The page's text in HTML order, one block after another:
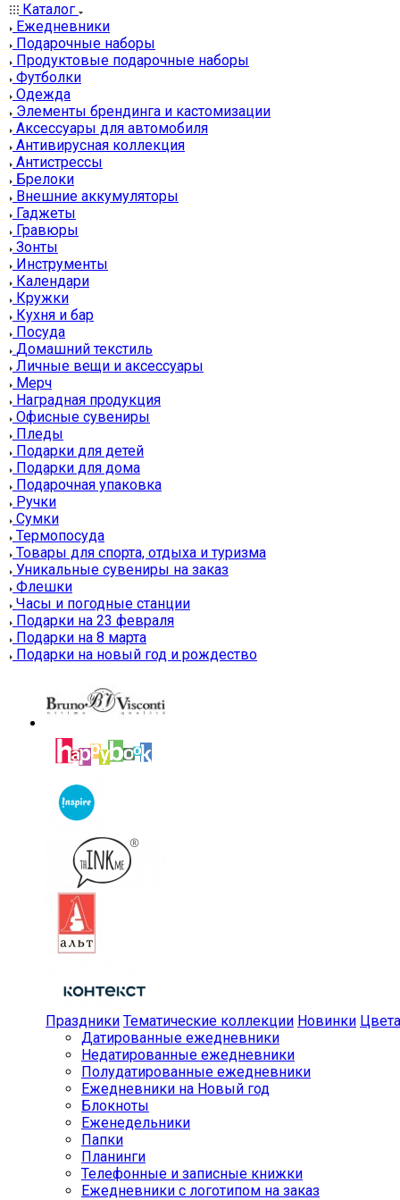
Каталог
Ежедневники
Подарочные наборы
Продуктовые подарочные наборы
Футболки
Одежда
Элементы брендинга и кастомизации
Аксессуары для автомобиля
Антивирусная коллекция
Антистрессы
Брелоки
Внешние аккумуляторы
Гаджеты
Гравюры
Зонты
Инструменты
Календари
Кружки
Кухня и бар
Посуда
Домашний текстиль
Личные вещи и аксессуары
Мерч
Наградная продукция
Офисные сувениры
Пледы
Подарки для детей
Подарки для дома
Подарочная упаковка
Ручки
Сумки
Термопосуда
Товары для спорта, отдыха и туризма
Уникальные сувениры на заказ
Флешки
Часы и погодные станции
Подарки на 23 февраля
Подарки на 8 марта
Подарки на новый год и рождество
Праздники Тематические коллекции Новинки Цвета
Датированные ежедневники
Недатированные ежедневники
Полудатированные ежедневники
Ежедневники на Новый год
Блокноты
Еженедельники
Папки
Планинги
Телефонные и записные книжки
Ежедневники с логотипом на заказ